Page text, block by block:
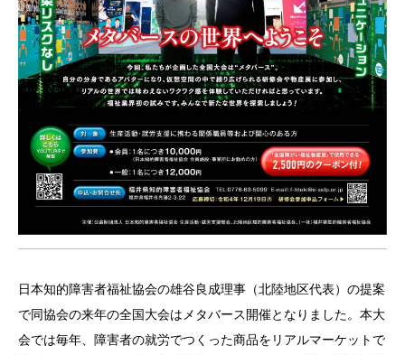
日本知的障害者福祉協会の雄谷良成理事（北陸地区代表）の提案
で同協会の来年の全国大会はメタバース開催となりました。本大
会では毎年、障害者の就労でつくった商品をリアルマーケットで